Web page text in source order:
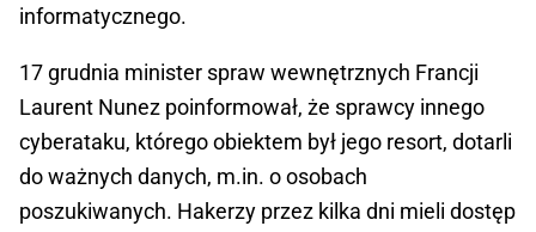
informatycznego.
17 grudnia minister spraw wewnętrznych Francji
Laurent Nunez poinformował, że sprawcy innego
cyberataku, którego obiektem był jego resort, dotarli
do ważnych danych, m.in. o osobach
poszukiwanych. Hakerzy przez kilka dni mieli dostęp